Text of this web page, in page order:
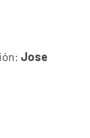
Jose